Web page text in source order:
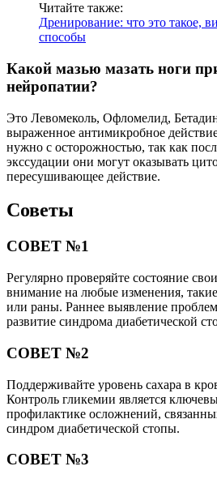
Читайте также:
Дренирование: что это такое,
способы
Какой мазью мазать ноги
нейропатии?
Это Левомеколь, Офломелид,
выраженное антимикробное
нужно с осторожностью, так как
экссудации они могут оказывать
пересушивающее действие.
Советы
СОВЕТ №1
Регулярно проверяйте состояние
внимание на любые изменения,
или раны. Раннее выявление
развитие синдрома диабетической
СОВЕТ №2
Поддерживайте уровень сахара в
Контроль гликемии является
профилактике осложнений,
синдром диабетической стопы.
СОВЕТ №3